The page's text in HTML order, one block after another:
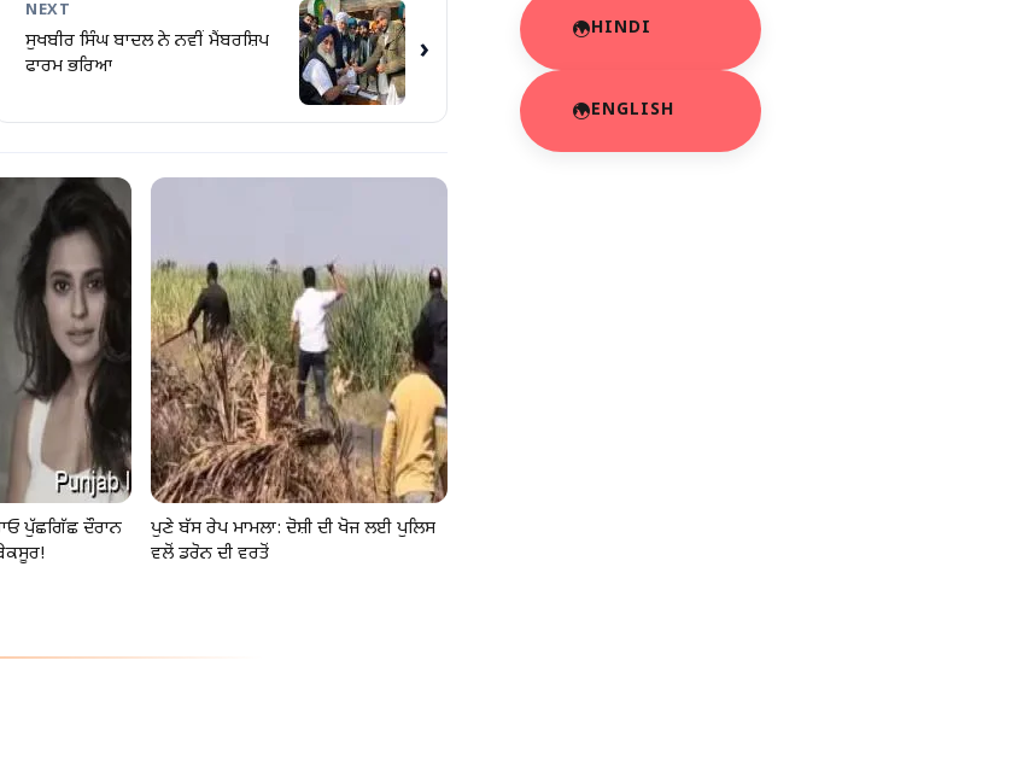
NEXT
ਸੁਖਬੀਰ ਸਿੰਘ ਬਾਦਲ ਨੇ ਨਵੀਂ ਮੈਂਬਰਸ਼ਿਪ
ਫਾਰਮ ਭਰਿਆ
›
ਪੁੱਛਗਿੱਛ ਦੌਰਾਨ
ਪੁਣੇ ਬੱਸ ਰੇਪ ਮਾਮਲਾ: ਦੋਸ਼ੀ ਦੀ ਖੋਜ ਲਈ ਪੁਲਿਸ
ਵਲੋਂ ਡਰੋਨ ਦੀ ਵਰਤੋਂ
HINDI
ENGLISH